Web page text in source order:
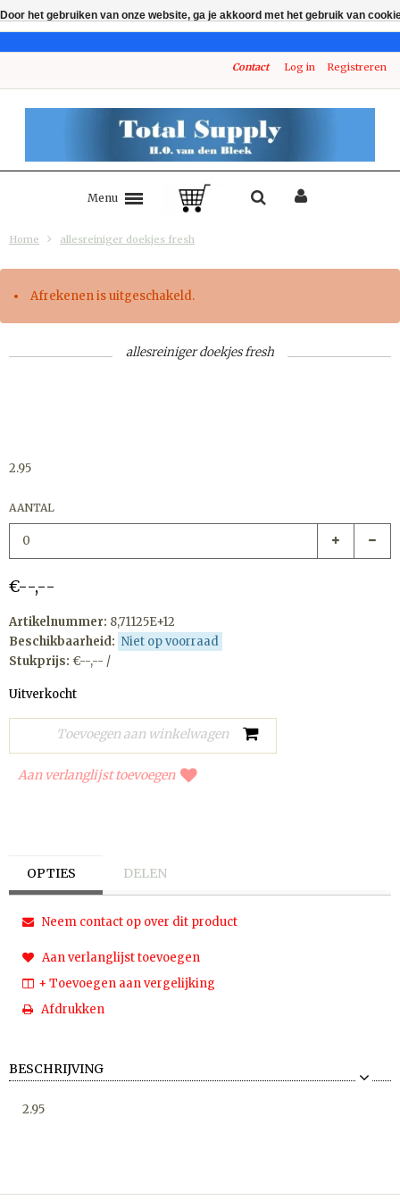
Contact Log in Registreren
Menu
Home allesreiniger doekjes fresh
Afrekenen is uitgeschakeld.
allesreiniger doekjes fresh
2.95
AANTAL
€--,--
Artikelnummer: 8,71125E+12
Beschikbaarheid: Niet op voorraad
Stukprijs: €--,-- /
Uitverkocht
Aan verlanglijst toevoegen
OPTIES DELEN
Neem contact op over dit product
Aan verlanglijst toevoegen
+ Toevoegen aan vergelijking
Afdrukken
BESCHRIJVING
2.95
Door het gebruiken van onze website, ga je akkoord met het gebruik van